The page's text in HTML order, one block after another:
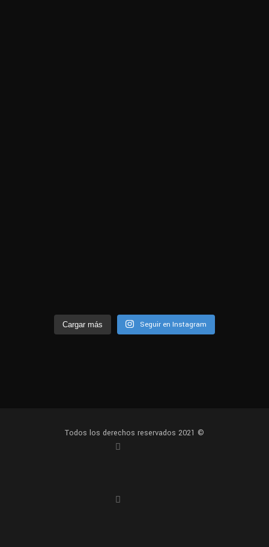
Cargar más Seguir en Instagram
Todos los derechos reservados 2021 ©